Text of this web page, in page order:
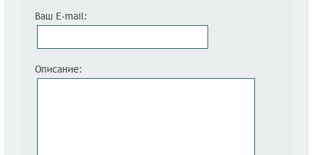
Ваш E-mail:
Описание: